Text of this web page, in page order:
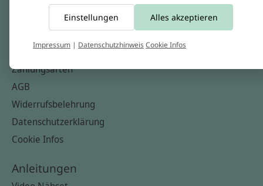
Versandkosten & Rücksendungen
Zahlungsarten
AGB
Widerrufsbelehrung
Datenschutzerklärung
Cookie Infos
Anleitungen
Einstellungen Alles akzeptieren
Impressum | DatenschutzhinweisCookie Infos